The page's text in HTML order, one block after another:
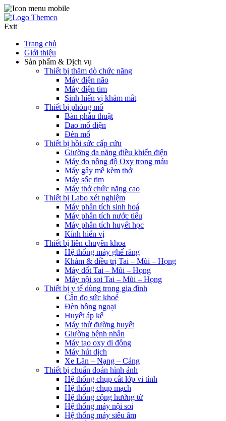
Exit
Trang chủ
Giới thiệu
Sản phẩm & Dịch vụ
Thiết bị thăm dò chức năng
Máy điện não
Máy điện tim
Sinh hiển vị khám mắt
Thiết bị phòng mổ
Bàn phẫu thuật
Dao mổ diện
Đèn mổ
Thiết bị hồi sức cấp cứu
Giường đa năng điều khiển điện
Máy đo nồng độ Oxy trong máu
Máy gây mê kèm thở
Máy sốc tim
Máy thở chức năng cao
Thiết bị Labo xét nghiệm
Máy phân tích sinh hoá
Máy phân tích nước tiểu
Máy phân tích huyết học
Kính hiển vị
Thiết bị liên chuyên khoa
Hệ thống máy ghế răng
Khám & điều trị Tai – Mũi – Họng
Máy đốt Tai – Mũi – Họng
Máy nội soi Tai – Mũi – Họng
Thiết bị y tế dùng trong gia đình
Cân đo sức khoẻ
Đèn hồng ngoại
Huyết áp kế
Máy thử đường huyết
Giường bệnh nhân
Máy tạo oxy di động
Máy hút dịch
Xe Lăn – Nạng – Cáng
Thiết bị chuẩn đoán hình ảnh
Hệ thống chụp cắt lớp vi tính
Hệ thống chụp mạch
Hệ thống cộng hưởng từ
Hệ thống máy nội soi
Hệ thống máy siêu âm